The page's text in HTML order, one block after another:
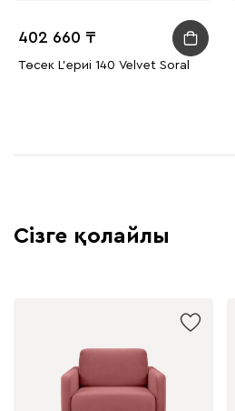
402 660
Төсек L'ериi 140 Velvet Soral
Сізге қолайлы